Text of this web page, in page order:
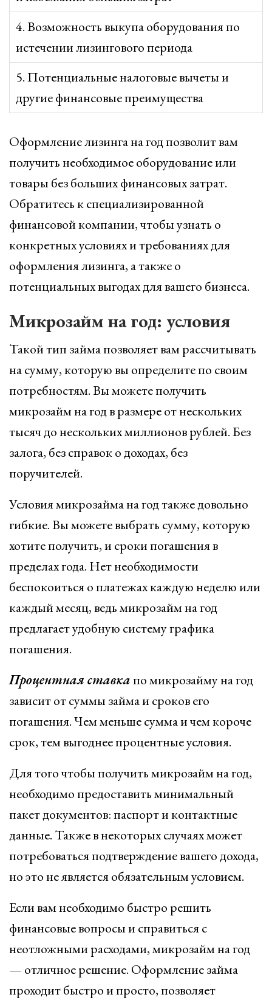
4. Возможность выкупа оборудования по
истечении лизингового периода
5. Потенциальные налоговые вычеты и
другие финансовые преимущества
Оформление лизинга на год позволит вам
получить необходимое оборудование или
товары без больших финансовых затрат.
Обратитесь к специализированной
финансовой компании, чтобы узнать о
конкретных условиях и требованиях для
оформления лизинга, а также о
потенциальных выгодах для вашего бизнеса.
Микрозайм на год: условия
Такой тип займа позволяет вам рассчитывать
на сумму, которую вы определите по своим
потребностям. Вы можете получить
микрозайм на год в размере от нескольких
тысяч до нескольких миллионов рублей. Без
залога, без справок о доходах, без
поручителей.
Условия микрозайма на год также довольно
гибкие. Вы можете выбрать сумму, которую
хотите получить, и сроки погашения в
пределах года. Нет необходимости
беспокоиться о платежах каждую неделю или
каждый месяц, ведь микрозайм на год
предлагает удобную систему графика
погашения.
Процентная ставкапо микрозайму на год
зависит от суммы займа и сроков его
погашения. Чем меньше сумма и чем короче
срок, тем выгоднее процентные условия.
Для того чтобы получить микрозайм на год,
необходимо предоставить минимальный
пакет документов: паспорт и контактные
данные. Также в некоторых случаях может
потребоваться подтверждение вашего дохода,
но это не является обязательным условием.
Если вам необходимо быстро решить
финансовые вопросы и справиться с
неотложными расходами, микрозайм на год
— отличное решение. Оформление займа
проходит быстро и просто, позволяет